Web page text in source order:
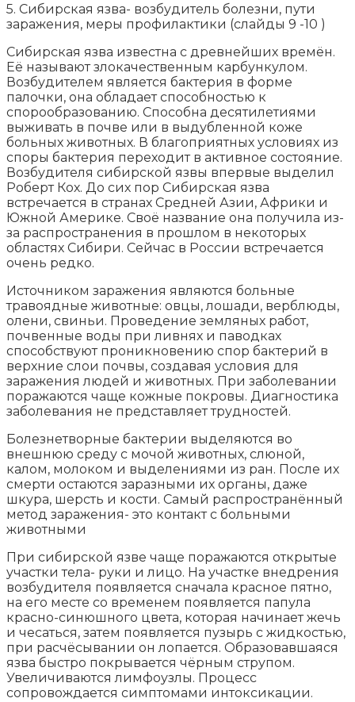
5. Сибирская язва- возбудитель болезни, пути
заражения, меры профилактики (слайды 9 -10 )
Сибирская язва известна с древнейших времён.
Её называют злокачественным карбункулом.
Возбудителем является бактерия в форме
палочки, она обладает способностью к
спорообразованию. Способна десятилетиями
выживать в почве или в выдубленной коже
больных животных. В благоприятных условиях из
споры бактерия переходит в активное состояние.
Возбудителя сибирской язвы впервые выделил
Роберт Кох. До сих пор Сибирская язва
встречается в странах Средней Азии, Африки и
Южной Америке. Своё название она получила из-
за распространения в прошлом в некоторых
областях Сибири. Сейчас в России встречается
очень редко.
Источником заражения являются больные
травоядные животные: овцы, лошади, верблюды,
олени, свиньи. Проведение земляных работ,
почвенные воды при ливнях и паводках
способствуют проникновению спор бактерий в
верхние слои почвы, создавая условия для
заражения людей и животных. При заболевании
поражаются чаще кожные покровы. Диагностика
заболевания не представляет трудностей.
Болезнетворные бактерии выделяются во
внешнюю среду с мочой животных, слюной,
калом, молоком и выделениями из ран. После их
смерти остаются заразными их органы, даже
шкура, шерсть и кости. Самый распространённый
метод заражения- это контакт с больными
животными
При сибирской язве чаще поражаются открытые
участки тела- руки и лицо. На участке внедрения
возбудителя появляется сначала красное пятно,
на его месте со временем появляется папула
красно-синюшного цвета, которая начинает жечь
и чесаться, затем появляется пузырь с жидкостью,
при расчёсывании он лопается. Образовавшаяся
язва быстро покрывается чёрным струпом.
Увеличиваются лимфоузлы. Процесс
сопровождается симптомами интоксикации.